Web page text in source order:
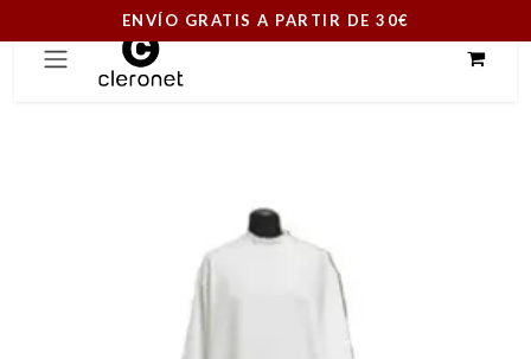
Ir al contenidoENVÍO GRATIS A PARTIR DE 30€